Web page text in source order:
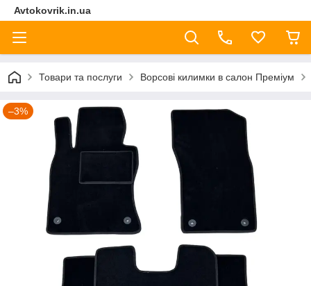
Avtokovrik.in.ua
Товари та послуги Ворсові килимки в салон Преміум
–3%